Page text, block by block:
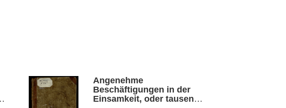
Angenehme
Beschäftigungen in der
Einsamkeit, oder tausend